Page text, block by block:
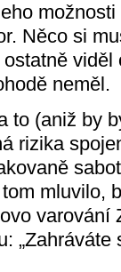
Něco si
viděl
neměl.
to (aniž by
rizika
mluvilo,
varování
„Zahráváte